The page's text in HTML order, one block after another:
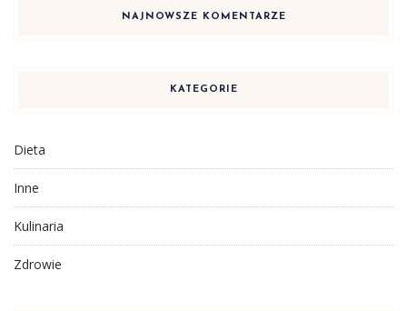
NAJNOWSZE KOMENTARZE
KATEGORIE
Dieta
Inne
Kulinaria
Zdrowie